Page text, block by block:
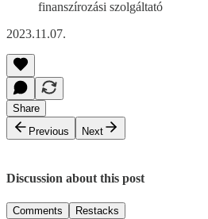
finanszírozási szolgáltató
2023.11.07.
Share
Previous
Next
Discussion about this post
Comments Restacks